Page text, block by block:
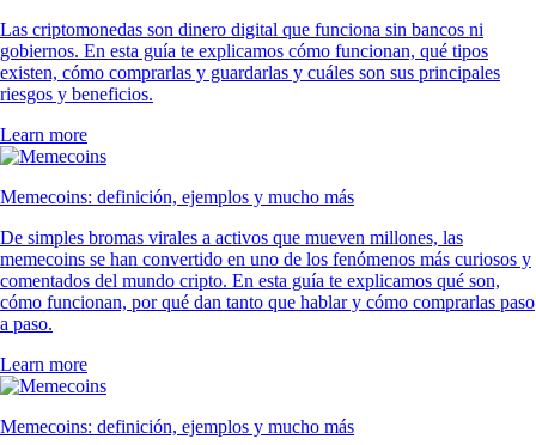
Las criptomonedas son dinero digital que funciona sin bancos ni
gobiernos. En esta guía te explicamos cómo funcionan, qué tipos
existen, cómo comprarlas y guardarlas y cuáles son sus principales
riesgos y beneficios.
Learn more
Memecoins: definición, ejemplos y mucho más
De simples bromas virales a activos que mueven millones, las
memecoins se han convertido en uno de los fenómenos más curiosos y
comentados del mundo cripto. En esta guía te explicamos qué son,
cómo funcionan, por qué dan tanto que hablar y cómo comprarlas paso
a paso.
Learn more
Memecoins: definición, ejemplos y mucho más